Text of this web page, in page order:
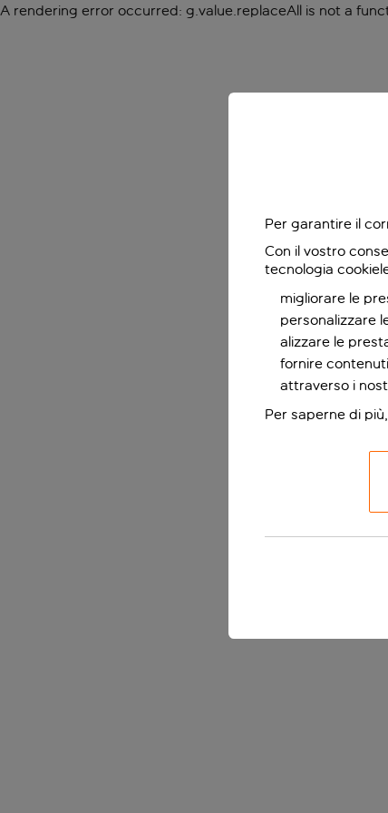
A rendering error occurred: g.value.replaceAll is not a
Per garantire il
Con il vostro
tecnologia
migliorare le
personalizzare
alizzare le
fornire
attraverso i
Per saperne di